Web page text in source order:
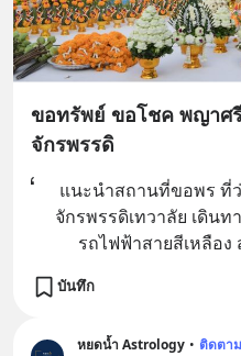
ขอทรัพย์ ขอโชค พญาศ
จักรพรรดิ
แนะนำสถานที่ขอพร ที่
จักรพรรดิเทวาลัย เดินท
รถไฟฟ้าสายสีเหลือ
บันทึก
หยดน้ำ Astrology • ติดตาม